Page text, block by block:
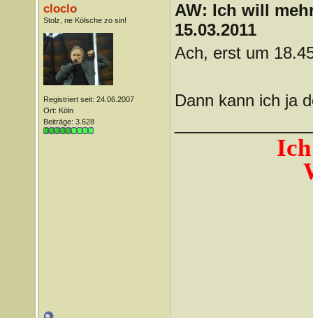
cloclo
Stolz, ne Kölsche zo sin!
Registriert seit: 24.06.2007
Ort: Köln
Beiträge: 3.628
AW: Ich will
15.03.2011
Ach, erst um
Dann kann ich ja